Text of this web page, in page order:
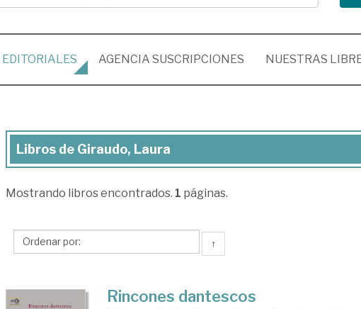
EDITORIALES AGENCIA SUSCRIPCIONES NUESTRAS
Libros
Giraudo,
Libros de Giraudo, Laura
Mostrando libros encontrados. 1 páginas.
↑
Rincones dantescos